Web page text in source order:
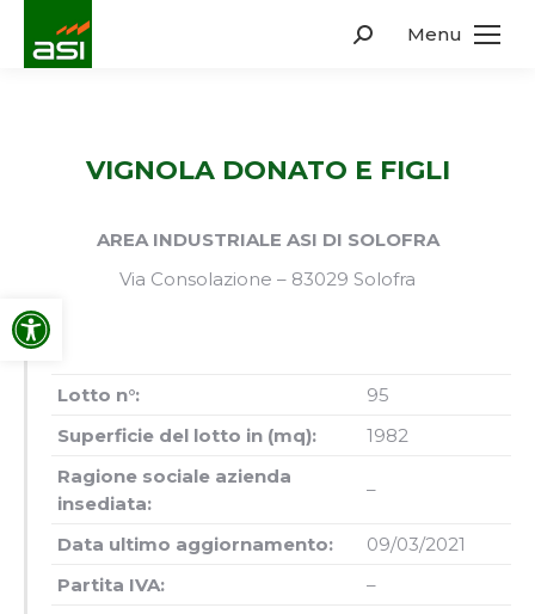
Apri la barra degli strumenti
Menu
Search:
VIGNOLA DONATO E FIGLI
AREA INDUSTRIALE ASI DI SOLOFRA
Via Consolazione – 83029 Solofra
Lotto n°:
95
Superficie del lotto in (mq):
1982
Ragione sociale azienda
insediata:
–
Data ultimo aggiornamento:
09/03/2021
Partita IVA:
–